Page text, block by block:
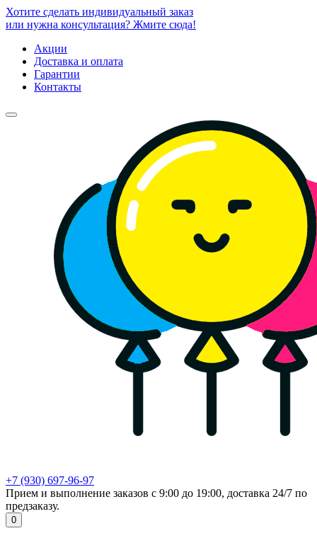
Хотите сделать индивидуальный заказ
или нужна консультация? Жмите сюда!
Акции
Доставка и оплата
Гарантии
Контакты
+7 (930) 697-96-97
Прием и выполнение заказов с 9:00 до 19:00, доставка 24/7 по
предзаказу.
0